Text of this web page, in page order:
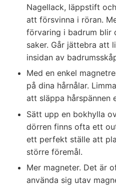
Nagellack, läppstift
att försvinna i röran.
förvaring i badrum blir
saker. Går jättebra att
insidan av
Med en enkel
på dina hårnålar.
att släppa hårspännen
Sätt upp en bokhylla
dörren finns ofta ett
ett perfekt ställe att
större föremål.
Mer magneter. Det är
använda sig utav